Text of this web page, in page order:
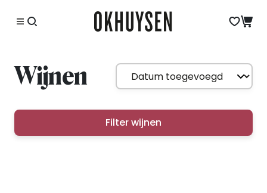
Wijnen
Filter wijnen